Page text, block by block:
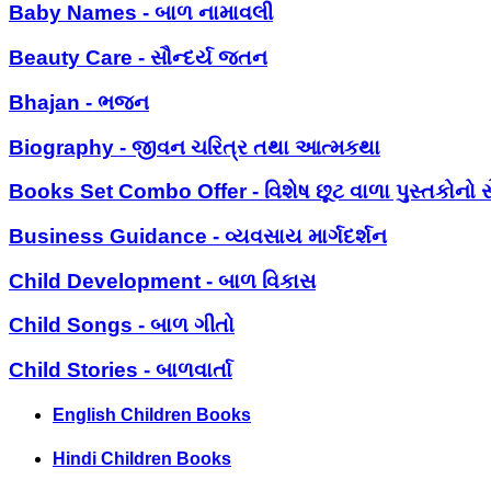
Baby Names - બાળ નામાવલી
Beauty Care - સૌન્દર્ય જતન
Bhajan - ભજન
Biography - જીવન ચરિત્ર તથા આત્મકથા
Books Set Combo Offer - વિશેષ છૂટ વાળા પુસ્તકોનો
Business Guidance - વ્યવસાય માર્ગદર્શન
Child Development - બાળ વિકાસ
Child Songs - બાળ ગીતો
Child Stories - બાળવાર્તા
English Children Books
Hindi Children Books